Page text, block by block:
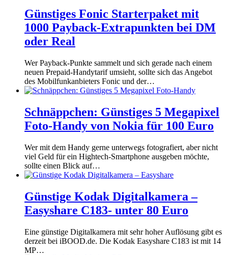
Günstiges Fonic Starterpaket mit
1000 Payback-Extrapunkten bei DM
oder Real
Wer Payback-Punkte sammelt und sich gerade nach einem
neuen Prepaid-Handytarif umsieht, sollte sich das Angebot
des Mobilfunkanbieters Fonic und der…
Schnäppchen: Günstiges 5 Megapixel
Foto-Handy von Nokia für 100 Euro
Wer mit dem Handy gerne unterwegs fotografiert, aber nicht
viel Geld für ein Hightech-Smartphone ausgeben möchte,
sollte einen Blick auf…
Günstige Kodak Digitalkamera –
Easyshare C183- unter 80 Euro
Eine günstige Digitalkamera mit sehr hoher Auflösung gibt es
derzeit bei iBOOD.de. Die Kodak Easyshare C183 ist mit 14
MP…